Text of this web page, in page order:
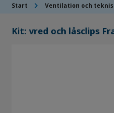
Start chevron_right Ventilation och
Kit: vred och låsclips